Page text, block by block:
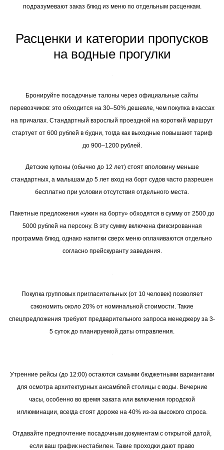
подразумевают заказ блюд из меню по отдельным расценкам.
Расценки и категории пропусков
на водные прогулки
Бронируйте посадочные талоны через официальные сайты
перевозчиков: это обходится на 30–50% дешевле, чем покупка в кассах
на причалах. Стандартный взрослый проездной на короткий маршрут
стартует от 600 рублей в будни, тогда как выходные повышают тариф
до 900–1200 рублей.
Детские купоны (обычно до 12 лет) стоят вполовину меньше
стандартных, а малышам до 5 лет вход на борт судов часто разрешен
бесплатно при условии отсутствия отдельного места.
Пакетные предложения «ужин на борту» обходятся в сумму от 2500 до
5000 рублей на персону. В эту сумму включена фиксированная
программа блюд, однако напитки сверх меню оплачиваются отдельно
согласно прейскуранту заведения.
Покупка групповых пригласительных (от 10 человек) позволяет
сэкономить около 20% от номинальной стоимости. Такие
спецпредложения требуют предварительного запроса менеджеру за 3-
5 суток до планируемой даты отправления.
Утренние рейсы (до 12:00) остаются самыми бюджетными вариантами
для осмотра архитектурных ансамблей столицы с воды. Вечерние
часы, особенно во время заката или включения городской
иллюминации, всегда стоят дороже на 40% из-за высокого спроса.
Отдавайте предпочтение посадочным документам с открытой датой,
если ваш график нестабилен. Такие проходки дают право